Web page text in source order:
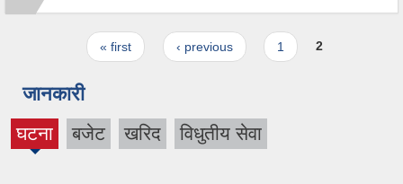
« first ‹ previous 1 2
जानकारी
घटना
(active
बजेट खरिद विधुतीय सेवा